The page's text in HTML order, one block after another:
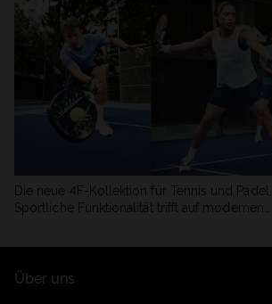
Die neue 4F-Kollektion für Tennis und Padel.
Sportliche Funktionalität trifft auf modernen
Über uns